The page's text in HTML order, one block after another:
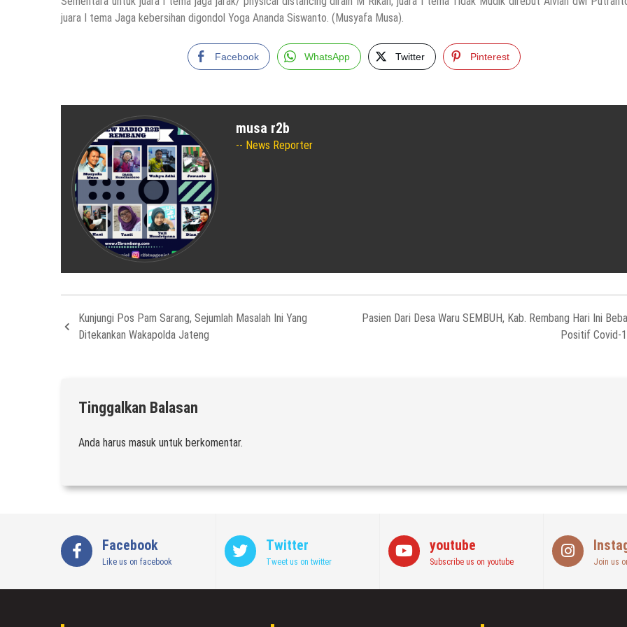
juara I tema Jaga kebersihan digondol Yoga Ananda Siswanto. (Musyafa Musa).
Facebook WhatsApp Twitter Pinterest
musa r2b
News Reporter
Kunjungi Pos Pam Sarang, Sejumlah Masalah Ini Yang
Ditekankan Wakapolda Jateng
Pasien Dari Desa Waru SEMBUH, Kab. Rembang Hari Ini
Positif Covid-
Tinggalkan Balasan
Anda harus masuk untuk berkomentar.
Facebook
Like us on facebook
Twitter
Tweet us on twitter
youtube
Subscribe us on youtube Join us